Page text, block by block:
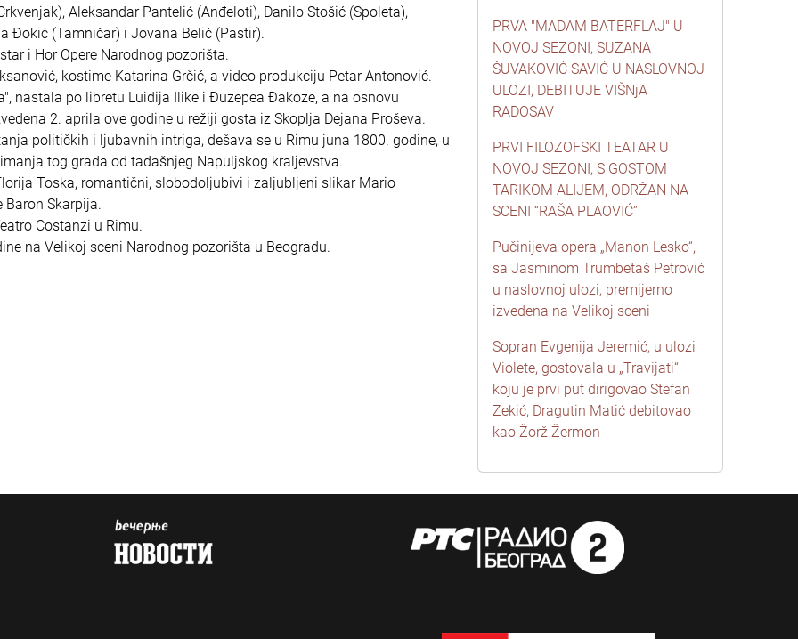
Aleksandar Pantelić (Anđeloti), Danilo Stošić (Spoleta),
Đokić (Tamničar) i Jovana Belić (Pastir).
i Hor Opere Narodnog pozorišta.
kostime Katarina Grčić, a video produkciju Petar Antonović.
nastala po libretu Luiđija Ilike i Đuzepea Đakoze, a na osnovu
2. aprila ove godine u režiji gosta iz Skoplja Dejana Proševa.
političkih i ljubavnih intriga, dešava se u Rimu juna 1800. godine, u
tog grada od tadašnjeg Napuljskog kraljevstva.
Toska, romantični, slobodoljubivi i zaljubljeni slikar Mario
Skarpija.
Costanzi u Rimu.
na Velikoj sceni Narodnog pozorišta u Beogradu.
PRVA "MADAM BATERFLAJ" U
NOVOJ SEZONI, SUZANA
ŠUVAKOVIĆ SAVIĆ U NASLOVNOJ
ULOZI, DEBITUJE VIŠNjA
RADOSAV
PRVI FILOZOFSKI TEATAR U
NOVOJ SEZONI, S GOSTOM
TARIKOM ALIJEM, ODRŽAN NA
SCENI “RAŠA PLAOVIĆ”
Pučinijeva opera „Manon Lesko“,
sa Jasminom Trumbetaš Petrović
u naslovnoj ulozi, premijerno
izvedena na Velikoj sceni
Sopran Evgenija Jeremić, u ulozi
Violete, gostovala u „Travijati“
koju je prvi put dirigovao Stefan
Zekić, Dragutin Matić debitovao
kao Žorž Žermon